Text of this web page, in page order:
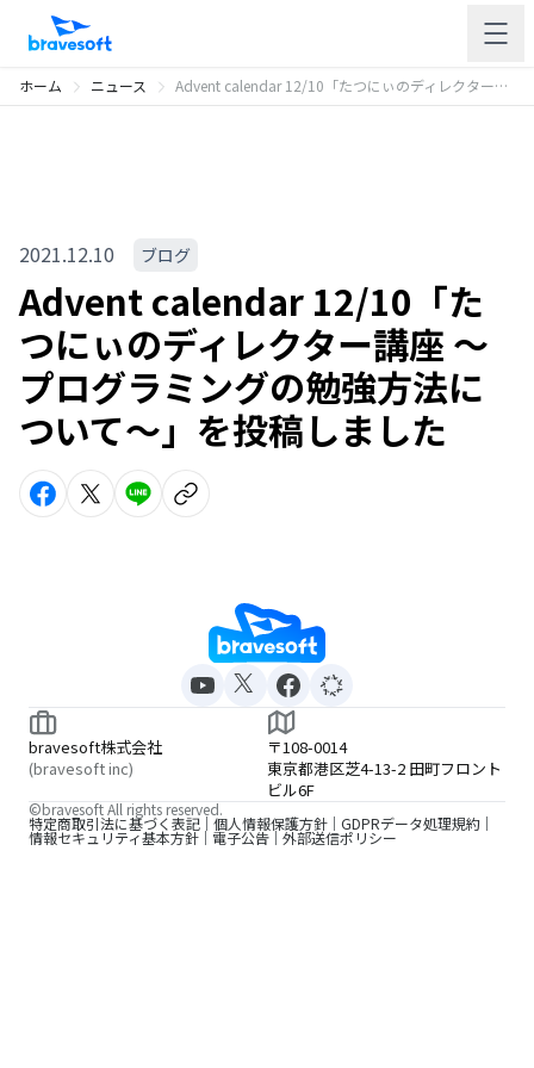
ホーム ニュース Advent calendar 12/10「たつにぃのディレクター講座 〜プログラミングの勉強方法について〜」を投稿しました
2021.12.10 ブログ
Advent calendar 12/10「た
つにぃのディレクター講座 〜
プログラミングの勉強方法に
ついて〜」を投稿しました
bravesoft株式会社
(bravesoft inc)
〒108-0014
東京都港区芝4-13-2 田町フロント
ビル6F
特定商取引法に基づく表記 個人情報保護方針 GDPRデータ処理規約
情報セキュリティ基本方針 電子公告 外部送信ポリシー
©bravesoft All rights reserved.